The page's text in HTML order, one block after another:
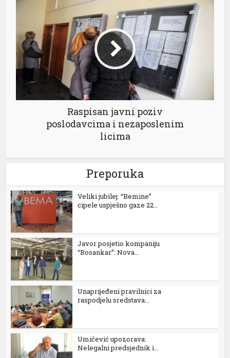
Raspisan javni poziv
poslodavcima i nezaposlenim
licima
Preporuka
Veliki jubilej: “Bemine”
cipele uspješno gaze 22...
Javor posjetio kompaniju
“Bosankar”: Nova...
Unaprijeđeni pravilnici za
raspodjelu sredstava...
Umičević upozorava:
Nelegalni predsjednik i...